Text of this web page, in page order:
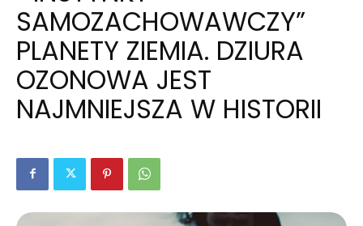
polsku
SAMOZACHOWAWCZY”
PLANETY ZIEMIA. DZIURA
OZONOWA JEST
NAJMNIEJSZA W HISTORII